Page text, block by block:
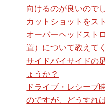
向けるのが良いので
カットショットをス
オーバーヘッドスト
置）について教えて
サイドバイサイドの
ょうか？
ドライブ・レシーブ
のですが、どうすれ